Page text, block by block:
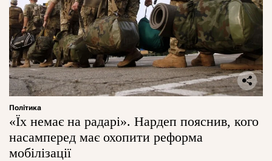
Політика
«Їх немає на радарі». Нардеп пояснив, кого
насамперед має охопити реформа
мобілізації